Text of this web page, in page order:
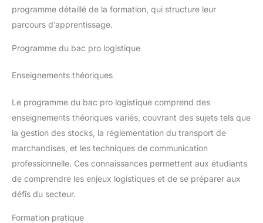
programme détaillé de la formation, qui structure leur
parcours d’apprentissage.
Programme du bac pro logistique
Enseignements théoriques
Le programme du bac pro logistique comprend des
enseignements théoriques variés, couvrant des sujets tels que
la gestion des stocks, la réglementation du transport de
marchandises, et les techniques de communication
professionnelle. Ces connaissances permettent aux étudiants
de comprendre les enjeux logistiques et de se préparer aux
défis du secteur.
Formation pratique